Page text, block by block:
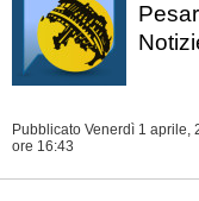
Pubblicato Venerdì 1 aprile,
ore 16:43